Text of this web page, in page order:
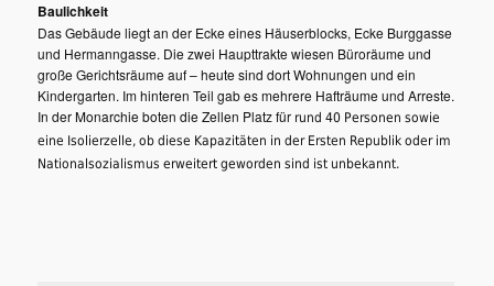
Baulichkeit
Das Gebäude liegt an der Ecke eines Häuserblocks, Ecke Burggasse
und Hermanngasse. Die zwei Haupttrakte wiesen Büroräume und
große Gerichtsräume auf – heute sind dort Wohnungen und ein
Kindergarten. Im hinteren Teil gab es mehrere Hafträume und Arreste.
In der Monarchie boten die Zellen Platz für rund 40 Personen sowie
eine Isolierzelle, ob diese Kapazitäten in der Ersten Republik oder im
Nationalsozialismus erweitert geworden sind ist unbekannt.